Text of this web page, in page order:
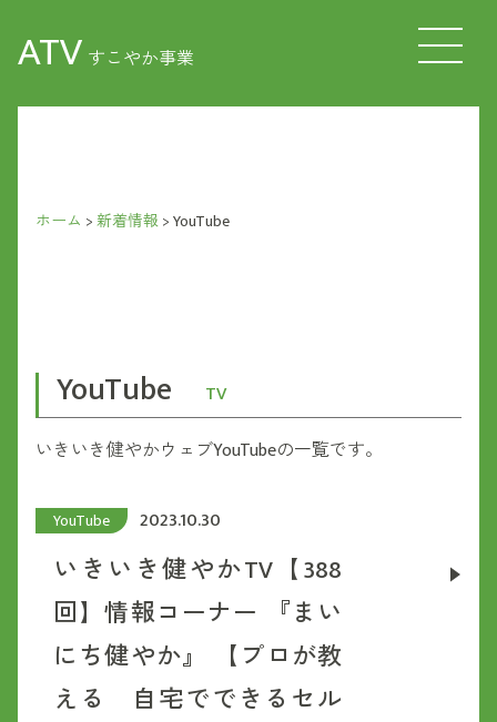
ATV すこやか事業
ホーム >新着情報>YouTube
YouTube
TV
いきいき健やかウェブYouTubeの一覧です。
YouTube 2023.10.30
いきいき健やかTV【388
回】情報コーナー 『まい
にち健やか』 【プロが教
える 自宅でできるセル